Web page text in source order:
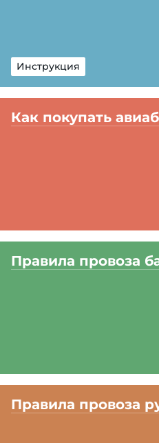
Инструкция
Как покупать
Правила провоза
Правила провоза